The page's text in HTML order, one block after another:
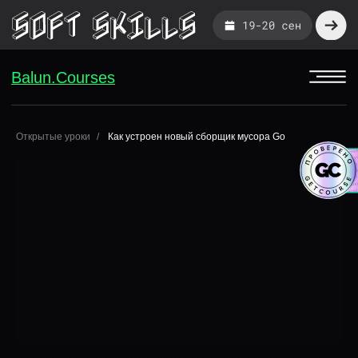
Balun.Courses
Открытые уроки Как устроен новый сборщик мусора Go